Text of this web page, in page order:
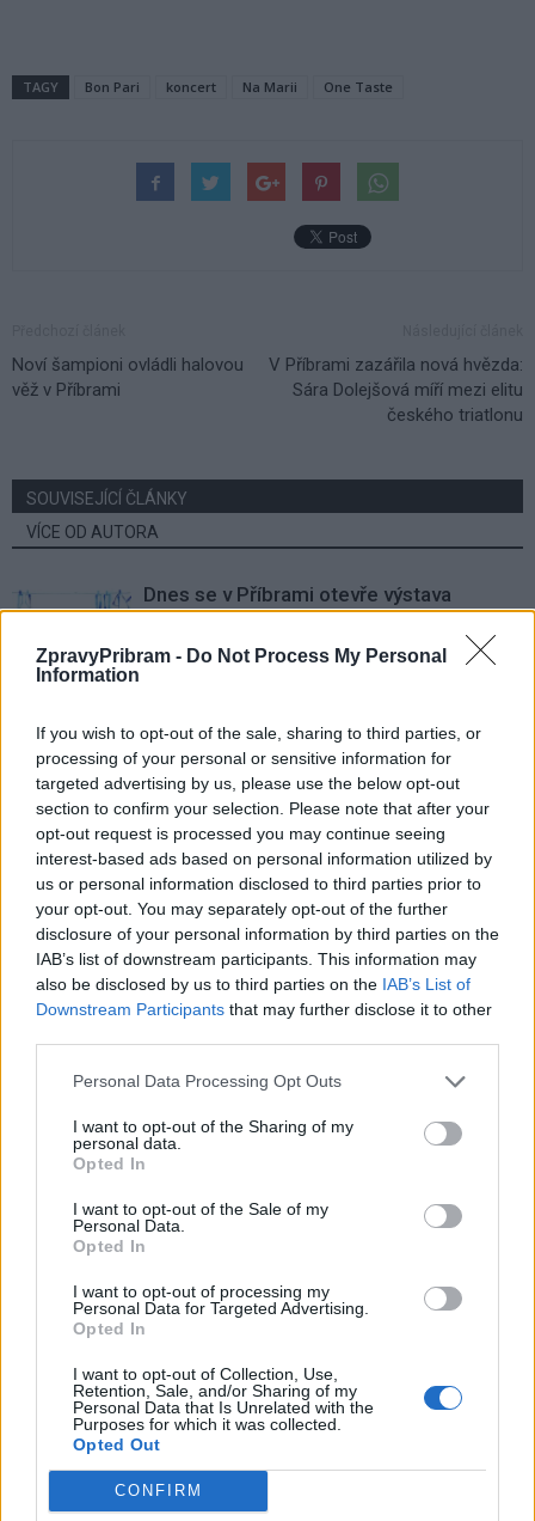
ZpravyPribram - Do Not Process My Personal
Information
If you wish to opt-out of the sale, sharing to third parties, or
processing of your personal or sensitive information for
targeted advertising by us, please use the below opt-out
section to confirm your selection. Please note that after your
opt-out request is processed you may continue seeing
interest-based ads based on personal information utilized by
us or personal information disclosed to third parties prior to
your opt-out. You may separately opt-out of the further
disclosure of your personal information by third parties on the
IAB’s list of downstream participants. This information may
also be disclosed by us to third parties on the IAB’s List of
Downstream Participants that may further disclose it to other
Personal Data Processing Opt Outs
I want to opt-out of the Sharing of my
personal data.
Opted In
I want to opt-out of the Sale of my
Personal Data.
Opted In
I want to opt-out of processing my
Personal Data for Targeted Advertising.
Opted In
I want to opt-out of Collection, Use,
Retention, Sale, and/or Sharing of my
Personal Data that Is Unrelated with the
Purposes for which it was collected.
Opted Out
CONFIRM
TAGY Bon Pari koncert Na Marii One Taste
Noví šampioni ovládli halovou
věž v Příbrami
V Příbrami zazářila nová hvězda:
Sára Dolejšová míří mezi elitu
českého triatlonu
SOUVISEJÍCÍ ČLÁNKY
VÍCE OD AUTORA
Kultura
Dnes se v Příbrami otevře výstava
i hudební a básnický program
Dobříšsko
jedinečnou atmosféru. Klasiku propojí
s dalšími žánry i rodinným programem
Kultura
Fesťáczek Presents poprvé míří do
Lesního divadla Skalka. Nabídne hudbu,
divadlo i tvořivé dílny
NOVINKY
Obděnice vzpomínaly na filmovou legendu
6. 8. 2026